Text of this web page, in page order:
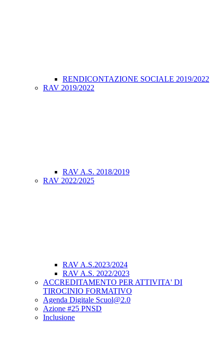
RENDICONTAZIONE SOCIALE 2019/2022
RAV 2019/2022
RAV A.S. 2018/2019
RAV 2022/2025
RAV A.S.2023/2024
RAV A.S. 2022/2023
ACCREDITAMENTO PER ATTIVITA' DI
TIROCINIO FORMATIVO
Agenda Digitale Scuol@2.0
Azione #25 PNSD
Inclusione